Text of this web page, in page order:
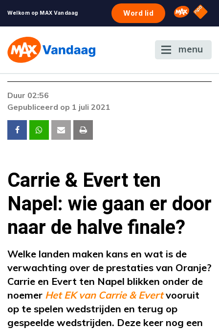
Welkom op MAX Vandaag Word lid Omroep
NPO
menu
Duur 02:56
Gepubliceerd op 1 juli 2021
Carrie & Evert ten
Napel: wie gaan er door
naar de halve finale?
Welke landen maken kans en wat is de
verwachting over de prestaties van Oranje?
Carrie en Evert ten Napel blikken onder de
noemer Het EK van Carrie & Evertvooruit
op te spelen wedstrijden en terug op
gespeelde wedstrijden. Deze keer nog een